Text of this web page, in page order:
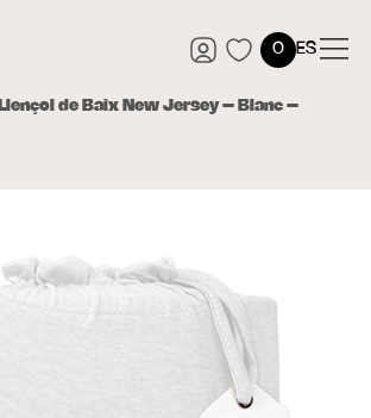
0 ES
Llençol de Baix New Jersey – Blanc –